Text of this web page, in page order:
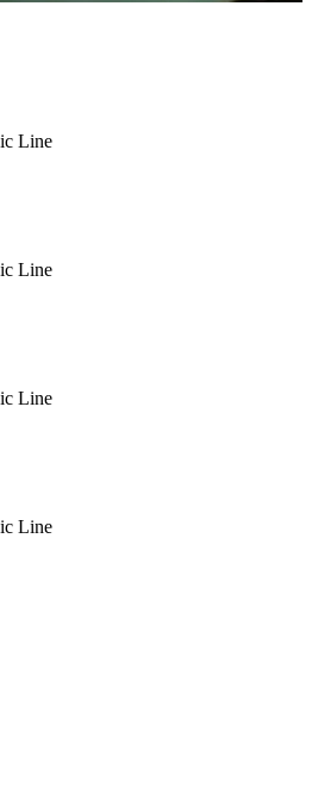
Line
Line
Line
Line